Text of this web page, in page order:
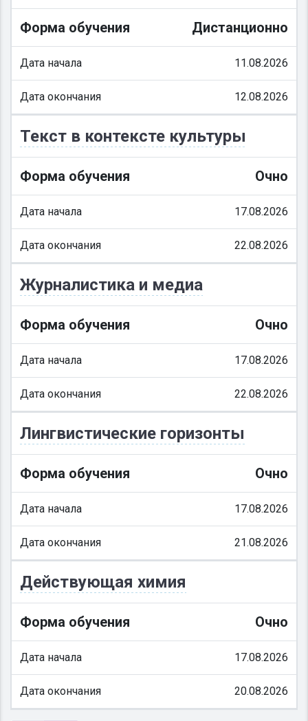
Форма обучения Дистанционно
Дата начала 11.08.2026
Дата окончания 12.08.2026
Текст в контексте культуры
Форма обучения Очно
Дата начала 17.08.2026
Дата окончания 22.08.2026
Журналистика и медиа
Форма обучения Очно
Дата начала 17.08.2026
Дата окончания 22.08.2026
Лингвистические горизонты
Форма обучения Очно
Дата начала 17.08.2026
Дата окончания 21.08.2026
Действующая химия
Форма обучения Очно
Дата начала 17.08.2026
Дата окончания 20.08.2026